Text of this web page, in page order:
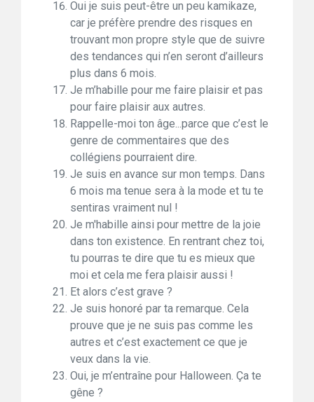
Oui je suis peut-être un peu kamikaze,
car je préfère prendre des risques en
trouvant mon propre style que de suivre
des tendances qui n’en seront d’ailleurs
plus dans 6 mois.
Je m’habille pour me faire plaisir et pas
pour faire plaisir aux autres.
Rappelle-moi ton âge...parce que c’est le
genre de commentaires que des
collégiens pourraient dire.
Je suis en avance sur mon temps. Dans
6 mois ma tenue sera à la mode et tu te
sentiras vraiment nul !
Je m'habille ainsi pour mettre de la joie
dans ton existence. En rentrant chez toi,
tu pourras te dire que tu es mieux que
moi et cela me fera plaisir aussi !
Et alors c’est grave ?
Je suis honoré par ta remarque. Cela
prouve que je ne suis pas comme les
autres et c’est exactement ce que je
veux dans la vie.
Oui, je m’entraîne pour Halloween. Ça te
gêne ?